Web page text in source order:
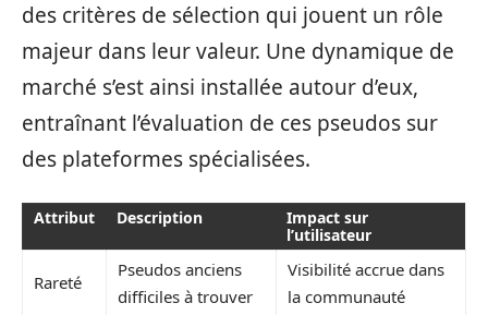
des critères de sélection qui jouent un rôle
majeur dans leur valeur. Une dynamique de
marché s’est ainsi installée autour d’eux,
entraînant l’évaluation de ces pseudos sur
des plateformes spécialisées.
Attribut Description
Impact sur
l’utilisateur
Rareté
Pseudos anciens
difficiles à trouver
Visibilité accrue dans
la communauté